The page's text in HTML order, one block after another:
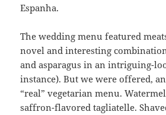
Espanha.
The wedding menu featured
novel and interesting
and asparagus in an intriguing-
instance). But we were offered,
“real” vegetarian menu.
saffron-flavored tagliatelle.